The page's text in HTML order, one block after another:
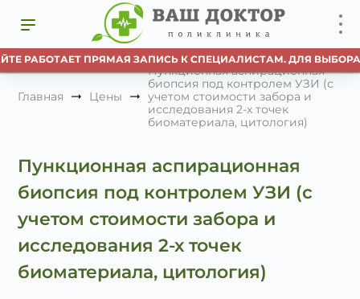
РАБОТАЕТ ПРЯМАЯ ЗАПИСЬ К СПЕЦИАЛИСТАМ. ДЛЯ
Главная Цены
Пункционная аспирационная
биопсия под контролем УЗИ (с
учетом стоимости забора и
исследования 2-х точек
биоматериала, цитология)
Пункционная аспирационная
биопсия под контролем УЗИ (с
учетом стоимости забора и
исследования 2-х точек
биоматериала, цитология)